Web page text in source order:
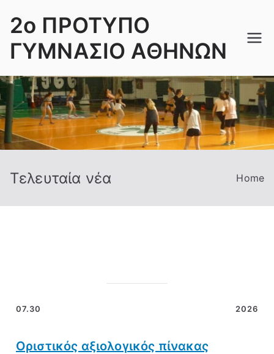
content
2ο ΠΡΟΤΥΠΟ
ΓΥΜΝΑΣΙΟ ΑΘΗΝΩΝ
Τελευταία νέα Home
07.30 2026
Οριστικός αξιολογικός πίνακας